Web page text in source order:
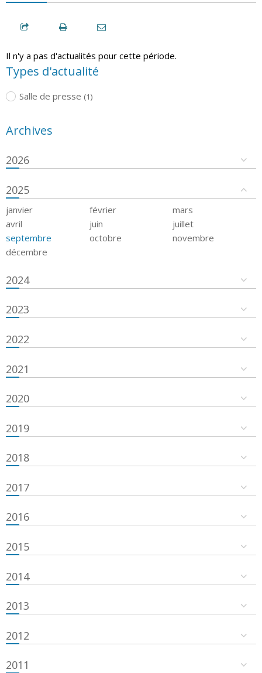
Il n'y a pas d'actualités pour cette période.
Types d'actualité
Salle de presse (1)
Archives
2026
2025
janvier février
mars
avril
juin
juillet
septembre
octobre
novembre
décembre
2024
2023
2022
2021
2020
2019
2018
2017
2016
2015
2014
2013
2012
2011